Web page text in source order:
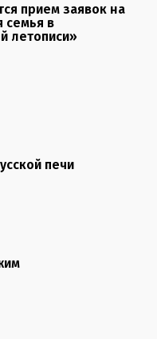
прием заявок на
в
летописи»
печи